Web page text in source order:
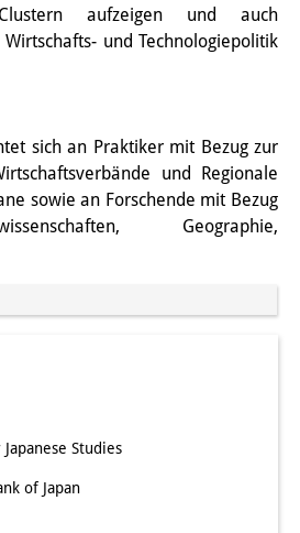
Overview
Japan
Series
aufzeigen und auch
und Technologiepolitik
sich an Praktiker mit Bezug zur
und Regionale
sowie an Forschende mit Bezug
Geographie,
Studies
of Japan